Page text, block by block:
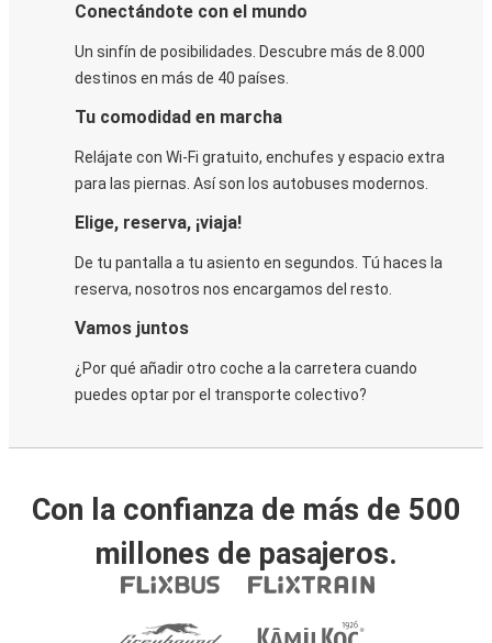
Conectándote con el mundo
Un sinfín de posibilidades. Descubre más de 8.000
destinos en más de 40 países.
Tu comodidad en marcha
Relájate con Wi-Fi gratuito, enchufes y espacio extra
para las piernas. Así son los autobuses modernos.
Elige, reserva, ¡viaja!
De tu pantalla a tu asiento en segundos. Tú haces la
reserva, nosotros nos encargamos del resto.
Vamos juntos
¿Por qué añadir otro coche a la carretera cuando
puedes optar por el transporte colectivo?
Con la confianza de más de 500
millones de pasajeros.